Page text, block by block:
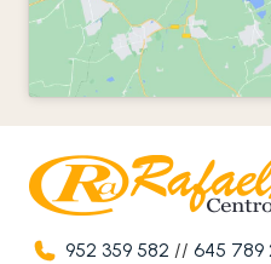
952 359 582 //645 789